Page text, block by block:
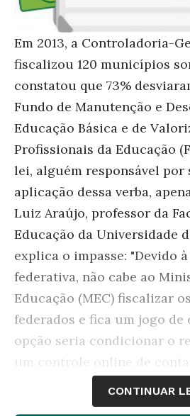
Em 2013, a Controladoria-
fiscalizou 120 municípios
constatou que 73%
Fundo de Manutenção e
Educação Básica e de
Profissionais da Educação
lei, alguém responsável
aplicação dessa verba,
Luiz Araújo, professor da
Educação da Universidade
explica o impasse: "Devido
federativa, não cabe ao
Educação (MEC) fiscalizar
federados e fica um jogo de
opção seria condicionar o
um controle online de
portal aberto a todos".
CONTINUAR